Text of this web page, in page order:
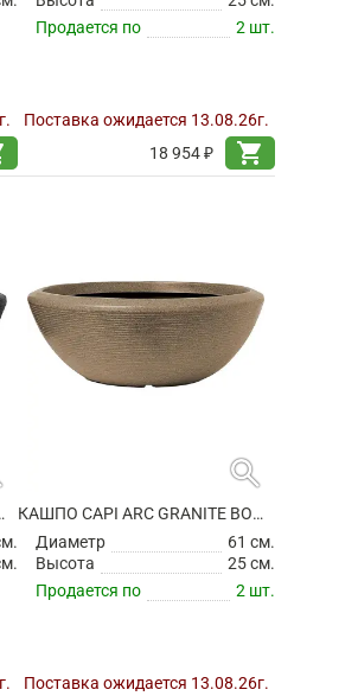
Продается по
2 шт.
Поставка ожидается 13.08.26г.
18 954 ₽
shopping_cart
LOW BLACK
search
КАШПО CAPI ARC GRANITE BOWL LOW WARM TAUPE
Диаметр
61 см.
Высота
25 см.
Продается по
2 шт.
Поставка ожидается 13.08.26г.